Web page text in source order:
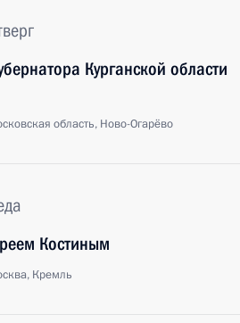
Курганской области
область, Ново-Огарёво
Костиным
Кремль